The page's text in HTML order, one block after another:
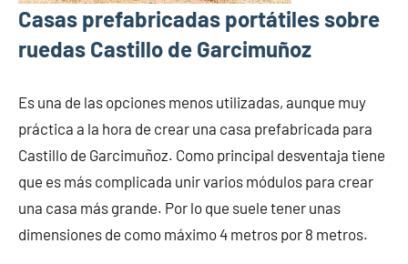
Casas prefabricadas portátiles sobre
ruedas Castillo de Garcimuñoz
Es una de las opciones menos utilizadas, aunque muy
práctica a la hora de crear una casa prefabricada para
Castillo de Garcimuñoz. Como principal desventaja tiene
que es más complicada unir varios módulos para crear
una casa más grande. Por lo que suele tener unas
dimensiones de como máximo 4 metros por 8 metros.